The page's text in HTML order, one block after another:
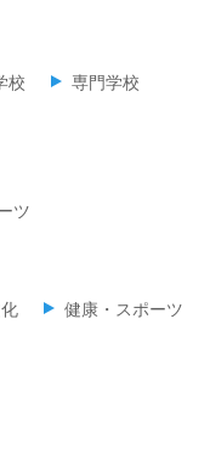
校
専門学校
ツ
健康・スポーツ